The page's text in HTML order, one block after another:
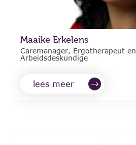
Maaike Erkelens
Caremanager, Ergotherapeut en
Arbeidsdeskundige
lees meer